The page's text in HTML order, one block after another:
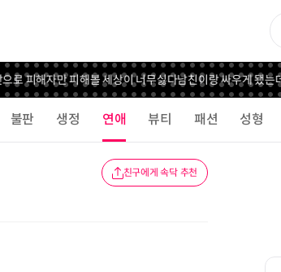
해자만 피해볼 세상이 너무싫다남친이랑 싸우게 됐는데
불판 생정 연애 뷰티 패션 성형
친구에게 속닥 추천